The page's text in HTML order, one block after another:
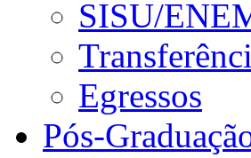
SISU/
Egressos
Pós-